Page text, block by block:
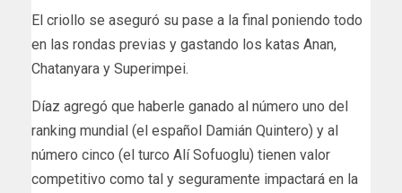
El criollo se aseguró su pase a la final poniendo todo
en las rondas previas y gastando los katas Anan,
Chatanyara y Superimpei.
Díaz agregó que haberle ganado al número uno del
ranking mundial (el español Damián Quintero) y al
número cinco (el turco Alí Sofuoglu) tienen valor
competitivo como tal y seguramente impactará en la